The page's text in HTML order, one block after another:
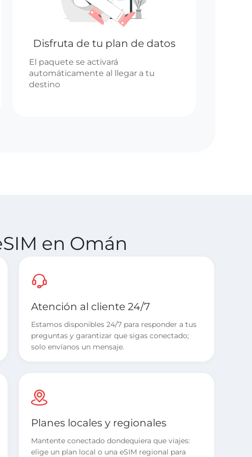
Disfruta de tu plan de datos
El paquete se activará
automáticamente al llegar a tu
destino
en Omán
Atención al cliente 24/7
Estamos disponibles 24/7 para responder a tus
preguntas y garantizar que sigas conectado;
solo envíanos un mensaje.
Planes locales y regionales
Mantente conectado dondequiera que viajes:
elige un plan local o una eSIM regional para